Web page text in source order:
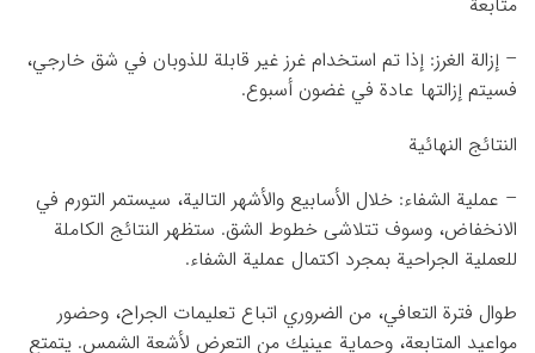
– إزالة الغرز: إذا تم استخدام غرز غير قابلة للذوبان في شق خارجي،
فسيتم إزالتها عادة في غضون أسبوع.
النتائج النهائية
– عملية الشفاء: خلال الأسابيع والأشهر التالية، سيستمر التورم في
الانخفاض، وسوف تتلاشى خطوط الشق. ستظهر النتائج الكاملة
للعملية الجراحية بمجرد اكتمال عملية الشفاء.
طوال فترة التعافي، من الضروري اتباع تعليمات الجراح، وحضور
مواعيد المتابعة، وحماية عينيك من التعرض لأشعة الشمس. يتمتع